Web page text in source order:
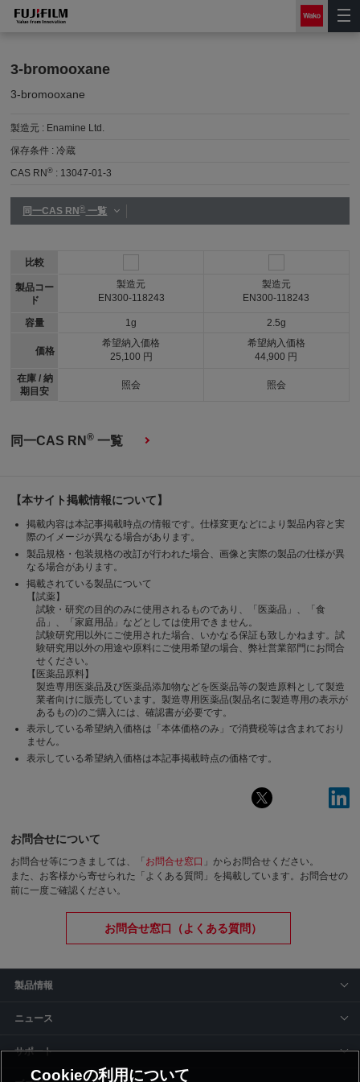
3-bromooxane
3-bromooxane
製造元 : Enamine Ltd.
保存条件 :冷蔵
CAS RN® : 13047-01-3
同一CAS RN®一覧
比較
製品コー
ド
容量
価格
在庫 / 納
期目安
製造元
EN300-118243
1g
希望納入価格
25,100 円
照会
製造元
EN300-118243
2.5g
希望納入価格
44,900 円
照会
同一CAS RN® 一覧
【本サイト掲載情報について】
掲載内容は本記事掲載時点の情報です。仕様変更などにより製品内容と実
際のイメージが異なる場合があります。
製品規格・包装規格の改訂が行われた場合、画像と実際の製品の仕様が異
なる場合があります。
掲載されている製品について
【試薬】
試験・研究の目的のみに使用されるものであり、「医薬品」、「食
品」、「家庭用品」などとしては使用できません。
試験研究用以外にご使用された場合、いかなる保証も致しかねます。試
験研究用以外の用途や原料にご使用希望の場合、弊社営業部門にお問合
せください。
【医薬品原料】
製造専用医薬品及び医薬品添加物などを医薬品等の製造原料として製造
業者向けに販売しています。製造専用医薬品(製品名に製造専用の表示が
あるもの)のご購入には、確認書が必要です。
表示している希望納入価格は「本体価格のみ」で消費税等は含まれており
ません。
表示している希望納入価格は本記事掲載時点の価格です。
お問合せについて
お問合せ等につきましては、「 お問合せ窓口 」からお問合せください。
また、お客様から寄せられた「よくある質問」を掲載しています。お問合せの
前に一度ご確認ください。
お問合せ窓口（よくある質問）
製品情報
ニュース
サポート
Cookieの利用について